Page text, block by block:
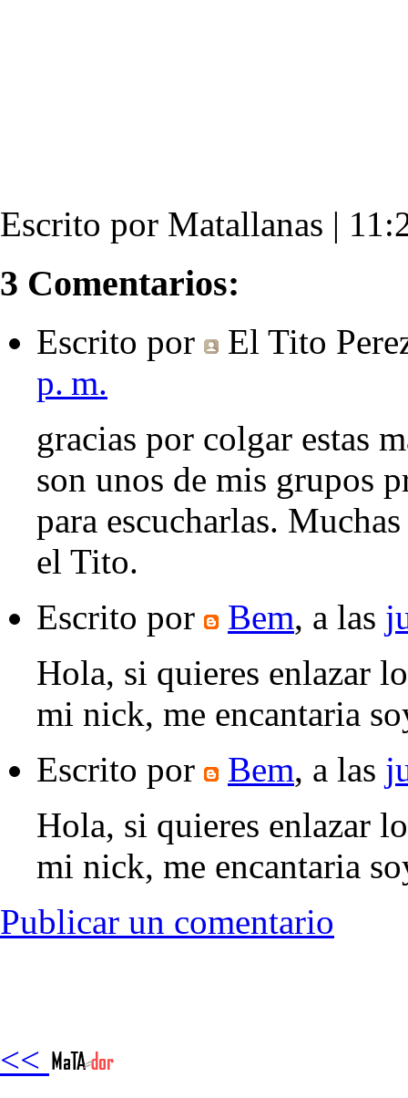
Escrito por Matallanas |
3 Comentarios:
Escrito por
El Tito
p. m.
gracias por colgar estas
son unos de mis grupos
para escucharlas.
el Tito.
Escrito por
Bem, a las
Hola, si quieres enlazar
mi nick, me encantaria
Escrito por
Bem, a las
Hola, si quieres enlazar
mi nick, me encantaria
Publicar un comentario
<<